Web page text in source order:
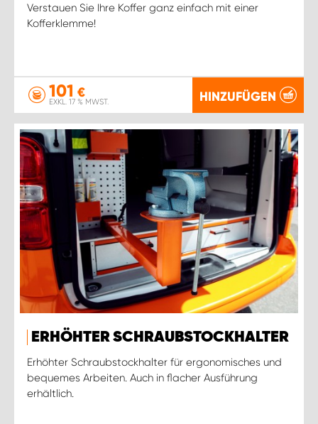
Verstauen Sie Ihre Koffer ganz einfach mit einer
Kofferklemme!
101 €
EXKL. 17 % MWST. HINZUFÜGEN
ERHÖHTER SCHRAUBSTOCKHALTER
Erhöhter Schraubstockhalter für ergonomisches und
bequemes Arbeiten. Auch in flacher Ausführung
erhältlich.